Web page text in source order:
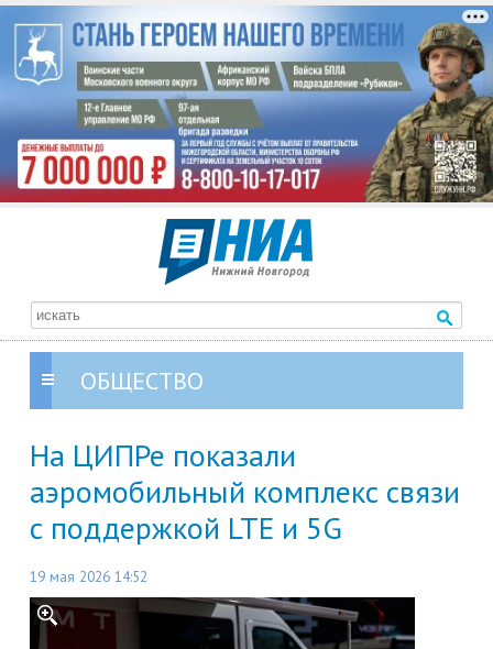
ОБЩЕСТВО
На ЦИПРе показали
аэромобильный комплекс связи
с поддержкой LTE и 5G
19 мая 2026 14:52